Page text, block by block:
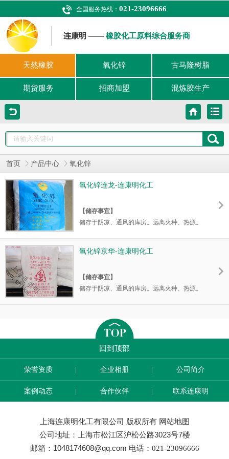
全国服务热线： 021-23096666
连康明 ——橡胶化工原料综合服务商
天然橡胶 氧化锌 古马隆树脂
期货服务 招商加盟 混炼胶生产
首页 产品中心 氧化锌
氧化锌连龙-连康明化工
【储存事宜】
储存于阴凉、通风的库房。远离火种、热源。
在橡胶硫化过程中，与有机促进剂，硬脂酸等
起反应时生成硬脂酸锌，能增强硫化橡胶的物
氧化锌京华-连康明化工
【储存事宜】
储存于阴凉、通风的库房。远离火种、热源。
【主要应用】
主要用作橡胶或电缆的补强剂，以使橡胶具有
的硫化活化剂，白色橡胶的着色剂和填料，氯
丁橡胶的硫化剂。颗粒细小者（粒径0.1μm左
右）可用作聚烯烃或聚氯乙烯等塑料的光稳定
剂。
br/>
回到顶部
荣誉资质 企业相册 公司简介
案例动态 合作伙伴 联系连康明
上海连康明化工有限公司 版权所有 网站地图
公司地址：上海市松江区沪松公路3023号7楼
邮箱：1048174608@qq.com 电话：021-23096666